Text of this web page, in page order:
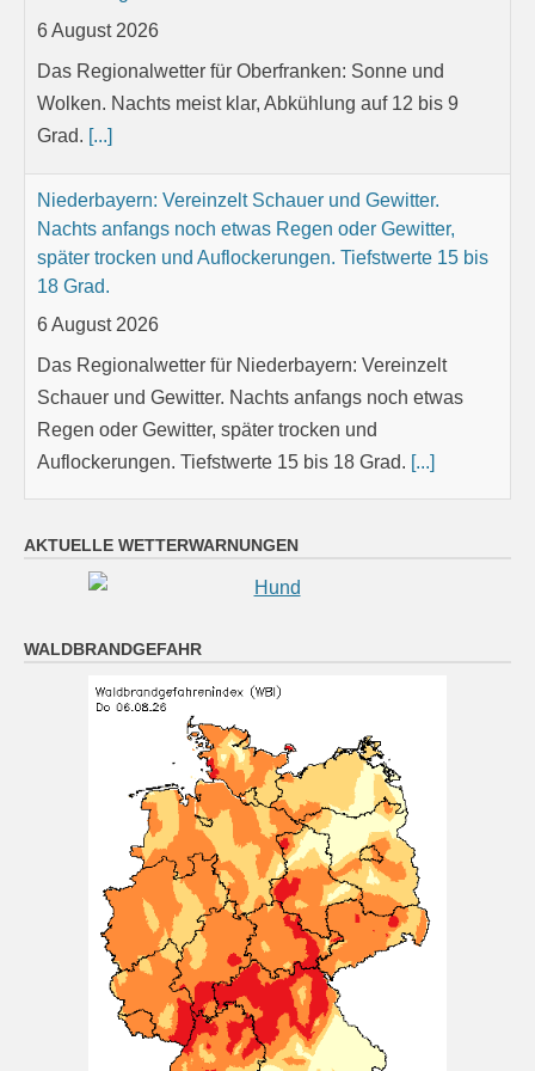
6 August 2026
Das Regionalwetter für Oberfranken: Sonne und
Wolken. Nachts meist klar, Abkühlung auf 12 bis 9
Grad. [...]
Niederbayern: Vereinzelt Schauer und Gewitter.
Nachts anfangs noch etwas Regen oder Gewitter,
später trocken und Auflockerungen. Tiefstwerte 15 bis
18 Grad.
6 August 2026
Das Regionalwetter für Niederbayern: Vereinzelt
Schauer und Gewitter. Nachts anfangs noch etwas
Regen oder Gewitter, später trocken und
Auflockerungen. Tiefstwerte 15 bis 18 Grad. [...]
Schauer oder Gewitter möglich. Nachts klar oder
locker bewölkt, Abkühlung auf 16 bis 10 Grad.
wolkig; vereinzelt Schauer oder Gewitter möglich.
Nachts klar oder locker bewölkt, Abkühlung auf 16 bis
München (6.8. 16:00): Regen 22°
6 August 2026
Wetterwerte von Donnerstag 06.08.2026 16:00:
Wetterzustand: Regen Lufttemperatur in 2 Metern
Höhe: 22° mittlere Windgeschwindigkeit: 3 km/h
mittlere Windrichtung: SW
Nürnberg (6.8. 16:00): stark bewölkt 28°
AKTUELLE WETTERWARNUNGEN
WALDBRANDGEFAHR